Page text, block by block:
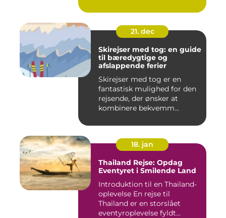
21. dec
Skirejser med tog: en guide
til bæredygtige og
afslappende ferier
Skirejser med tog er en
fantastisk mulighed for den
rejsende, der ønsker at
kombinere bekvemm...
18. jan
Thailand Rejse: Opdag
Eventyret i Smilende Land
Introduktion til en Thailand-
oplevelse En rejse til
Thailand er en storslået
eventyroplevelse fyldt...